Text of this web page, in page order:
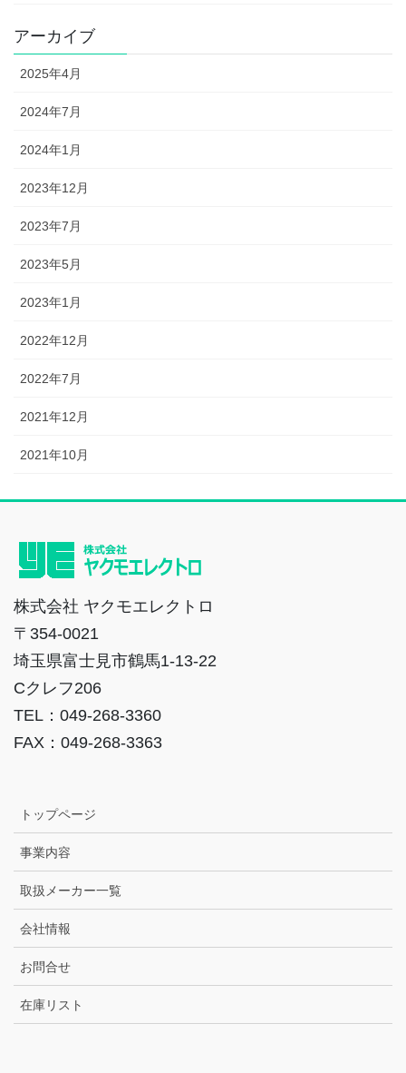
アーカイブ
2025年4月
2024年7月
2024年1月
2023年12月
2023年7月
2023年5月
2023年1月
2022年12月
2022年7月
2021年12月
2021年10月
株式会社 ヤクモエレクトロ
〒354-0021
埼玉県富士見市鶴馬1-13-22
Cクレフ206
TEL：049-268-3360
FAX：049-268-3363
トップページ
事業内容
取扱メーカー一覧
会社情報
お問合せ
在庫リスト